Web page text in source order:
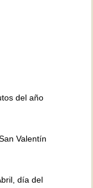
del año
Valentín
día del